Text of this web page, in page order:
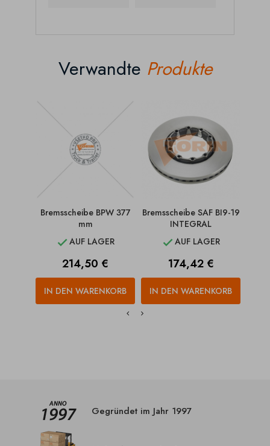
Verwandte Produkte
Bremsscheibe BPW 377
mm
AUF LAGER
Preis
214,50 €
IN DEN WARENKORB
Bremsscheibe SAF BI9-19
INTEGRAL
AUF LAGER
Preis
174,42 €
IN DEN WARENKORB
Gegründet im Jahr 1997